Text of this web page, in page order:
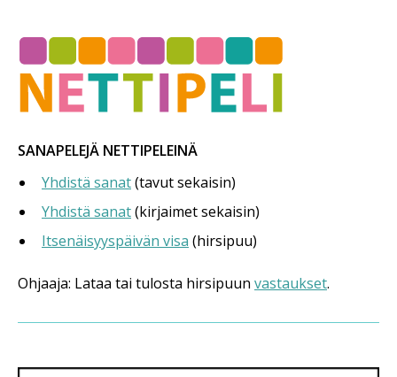
SANAPELEJÄ NETTIPELEINÄ
Yhdistä sanat(tavut sekaisin)
Yhdistä sanat(kirjaimet sekaisin)
Itsenäisyyspäivän visa (hirsipuu)
Ohjaaja: Lataa tai tulosta hirsipuun vastaukset.